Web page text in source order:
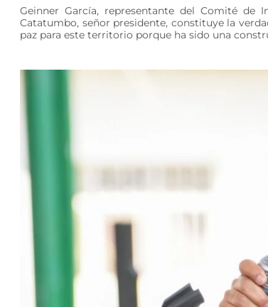
Geinner García, representante del Comité de
Catatumbo, señor presidente, constituye la
paz para este territorio porque ha sido una